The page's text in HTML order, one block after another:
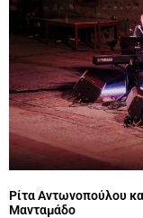
Ρίτα Αντωνοπούλου
Μανταμάδο